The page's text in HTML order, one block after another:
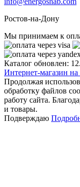
Ростов-на-Дону
Мы принимаем к
Каталог обновлен:
Интернет-магазин
Продолжая
обработку файлов
работу сайта.
и товары.
Подверждаю